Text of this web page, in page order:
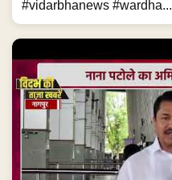
#vidarbhanews #wardha...